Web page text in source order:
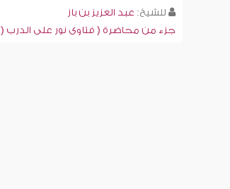
للشيخ: عبد العزيز بن باز
جزء من محاضرة ( فتاوى نور على الدرب (292))